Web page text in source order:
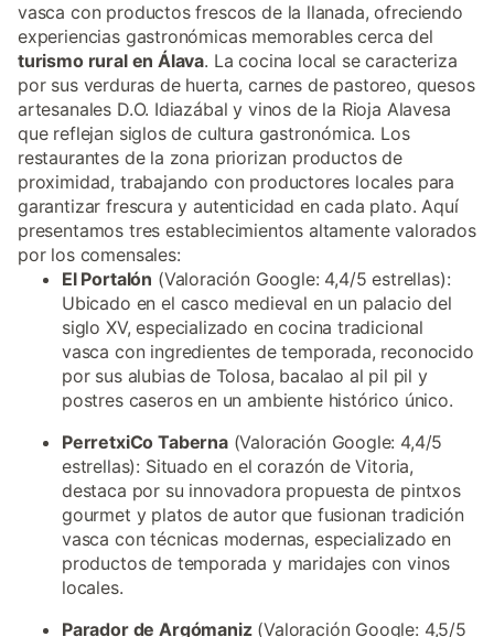
vasca con productos frescos de la llanada, ofreciendo
experiencias gastronómicas memorables cerca del
turismo rural en Álava. La cocina local se caracteriza
por sus verduras de huerta, carnes de pastoreo, quesos
artesanales D.O. Idiazábal y vinos de la Rioja Alavesa
que reflejan siglos de cultura gastronómica. Los
restaurantes de la zona priorizan productos de
proximidad, trabajando con productores locales para
garantizar frescura y autenticidad en cada plato. Aquí
presentamos tres establecimientos altamente valorados
por los comensales:
El Portalón (Valoración Google: 4,4/5 estrellas):
Ubicado en el casco medieval en un palacio del
siglo XV, especializado en cocina tradicional
vasca con ingredientes de temporada, reconocido
por sus alubias de Tolosa, bacalao al pil pil y
postres caseros en un ambiente histórico único.
PerretxiCo Taberna(Valoración Google: 4,4/5
estrellas): Situado en el corazón de Vitoria,
destaca por su innovadora propuesta de pintxos
gourmet y platos de autor que fusionan tradición
vasca con técnicas modernas, especializado en
productos de temporada y maridajes con vinos
locales.
Parador de Argómaniz(Valoración Google: 4,5/5